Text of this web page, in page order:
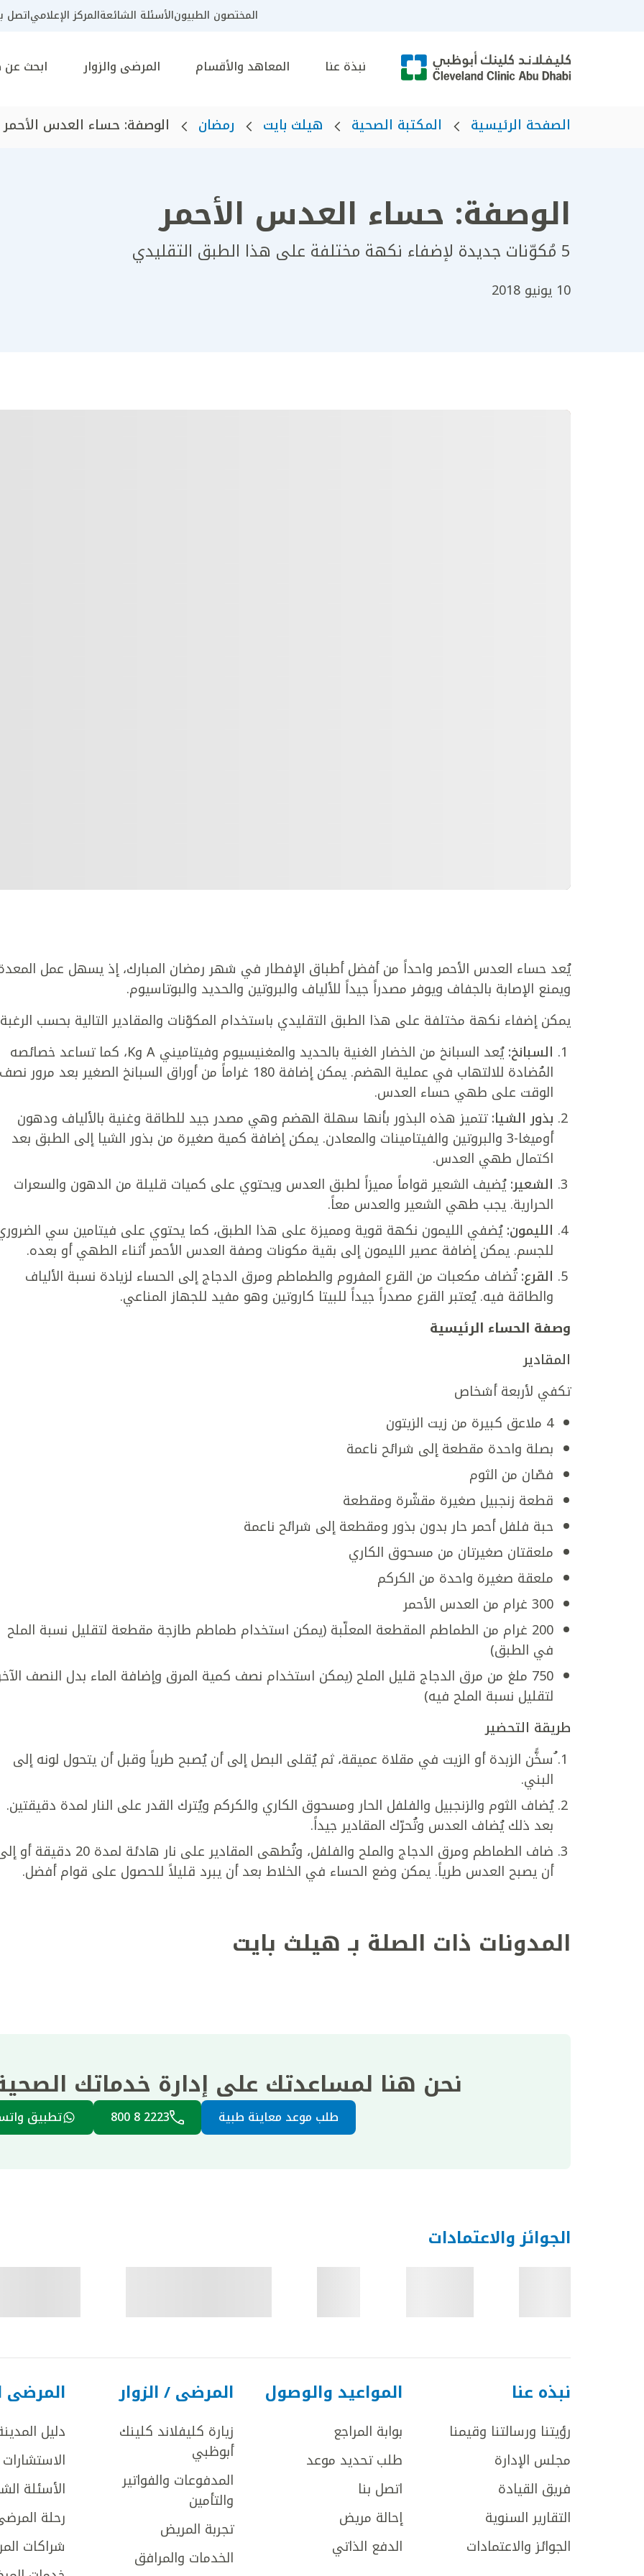
المختصون الطبيونالأسئلة الشائعةالمركز الإعلامياتصل
نبذة عنا المعاهد والأقسام المرضى والزوار ابحث
الصفحة الرئيسية المكتبة الصحية هيلث بايت رمضان الوصفة: حساء العدس الأحمر
الوصفة: حساء العدس الأحمر
5 مُكوّنات جديدة لإضفاء نكهة مختلفة على هذا الطبق التقليدي
10 يونيو 2018
يُعد حساء العدس الأحمر واحداً من أفضل أطباق الإفطار في شهر رمضان المبارك، إذ يسهل عمل
ويمنع الإصابة بالجفاف ويوفر مصدراً جيداً للألياف والبروتين والحديد والبوتاسيوم.
يمكن إضفاء نكهة مختلفة على هذا الطبق التقليدي باستخدام المكوّنات والمقادير التالية بحسب
السبانخ:
يُعد السبانخ من الخضار الغنية بالحديد والمغنيسيوم وفيتاميني A وK، كما تساعد خصائصه
المُضادة للالتهاب في عملية الهضم. يمكن إضافة 180 غراماً من أوراق السبانخ الصغير بعد مرور نصف
الوقت على طهي حساء العدس.
بذور الشيا:تتميز هذه البذور بأنها سهلة الهضم وهي مصدر جيد للطاقة وغنية بالألياف ودهون
أوميغا-3 والبروتين والفيتامينات والمعادن. يمكن إضافة كمية صغيرة من بذور الشيا إلى الطبق بعد
اكتمال طهي العدس.
الشعير:يُضيف الشعير قواماً مميزاً لطبق العدس ويحتوي على كميات قليلة من الدهون والسعرات
الحرارية. يجب طهي الشعير والعدس معاً.
الليمون:يُضفي الليمون نكهة قوية ومميزة على هذا الطبق، كما يحتوي على فيتامين سي
للجسم. يمكن إضافة عصير الليمون إلى بقية مكونات وصفة العدس الأحمر أثناء الطهي أو بعده.
القرع:تُضاف مكعبات من القرع المفروم والطماطم ومرق الدجاج إلى الحساء لزيادة نسبة الألياف
والطاقة فيه. يُعتبر القرع مصدراً جيداً للبيتا كاروتين وهو مفيد للجهاز المناعي.
وصفة الحساء الرئيسية
المقادير
تكفي لأربعة أشخاص
4 ملاعق كبيرة من زيت الزيتون
بصلة واحدة مقطعة إلى شرائح ناعمة
فصّان من الثوم
قطعة زنجبيل صغيرة مقشّرة ومقطعة
حبة فلفل أحمر حار بدون بذور ومقطعة إلى شرائح ناعمة
ملعقتان صغيرتان من مسحوق الكاري
ملعقة صغيرة واحدة من الكركم
300 غرام من العدس الأحمر
200 غرام من الطماطم المقطعة المعلّبة (يمكن استخدام طماطم طازجة مقطعة لتقليل نسبة الملح
في الطبق)
750 ملغ من مرق الدجاج قليل الملح (يمكن استخدام نصف كمية المرق وإضافة الماء بدل النصف
لتقليل نسبة الملح فيه)
طريقة التحضير
ُسخًّن الزبدة أو الزيت في مقلاة عميقة، ثم يُقلى البصل إلى أن يُصبح طرياً وقبل أن يتحول لونه إلى
البني.
يُضاف الثوم والزنجبيل والفلفل الحار ومسحوق الكاري والكركم ويُترك القدر على النار لمدة دقيقتين.
بعد ذلك يُضاف العدس وتُحرّك المقادير جيداً.
ضاف الطماطم ومرق الدجاج والملح والفلفل، وتُطهى المقادير على نار هادئة لمدة 20
أن يصبح العدس طرياً. يمكن وضع الحساء في الخلاط بعد أن يبرد قليلاً للحصول على قوام أفضل.
المدونات ذات الصلة بـ هيلث بايت
نحن هنا لمساعدتك على إدارة خدماتك
طلب موعد معاينة طبية 2223 8 800 تطبيق
الجوائز والاعتمادات
نبذه عنا
رؤيتنا ورسالتنا وقيمنا
مجلس الإدارة
فريق القيادة
التقارير السنوية
الجوائز والاعتمادات
المواعيد والوصول
بوابة المراجع
طلب تحديد موعد
اتصل بنا
إحالة مريض
الدفع الذاتي
المرضى / الزوار
زيارة كليفلاند كلينك
أبوظبي
المدفوعات والفواتير
والتأمين
تجربة المريض
الخدمات والمرافق
المرضى
دليل
الاستشارات
الأسئلة
رحلة
شراكات